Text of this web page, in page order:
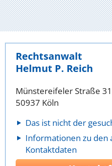
Rechtsanwalt
Helmut P. Reich
Münstereifeler Straße
50937 Köln
Das ist nicht der
Informationen zu den
Kontaktdaten